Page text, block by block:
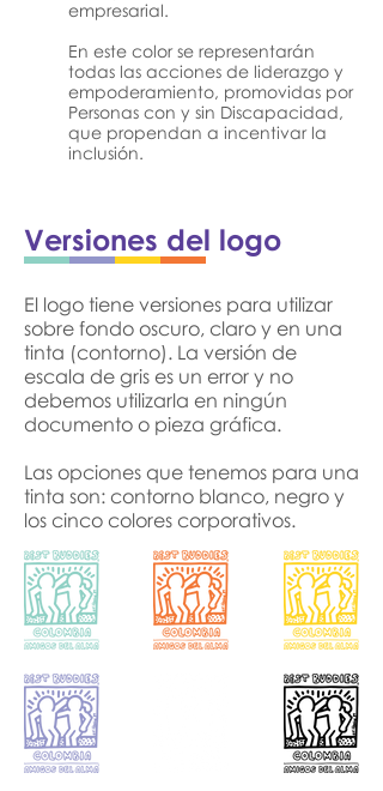
empresarial.
En este color se representarán
todas las acciones de liderazgo y
empoderamiento, promovidas por
Personas con y sin Discapacidad,
que propendan a incentivar la
inclusión.
Versiones del logo
El logo tiene versiones para utilizar
sobre fondo oscuro, claro y en una
tinta (contorno). La versión de
escala de gris es un error y no
debemos utilizarla en ningún
documento o pieza gráfica.
Las opciones que tenemos para una
tinta son: contorno blanco, negro y
los cinco colores corporativos.